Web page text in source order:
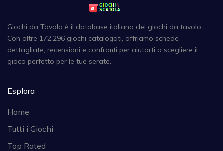
Giochi da Tavolo è il database italiano dei giochi da tavolo.
Con oltre 172,296 giochi catalogati, offriamo schede
dettagliate, recensioni e confronti per aiutarti a scegliere il
gioco perfetto per le tue serate.
Esplora
Home
Tutti i Giochi
Top Rated